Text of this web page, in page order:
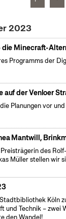
2023
die Minecraft-
Programms der
auf der Venloer
Planungen vor
Mantwill,
des
Müller stellen wir
Köln
und Technik – zwei